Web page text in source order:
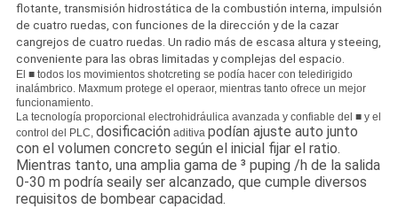
flotante, transmisión hidrostática de la combustión interna, impulsión
de cuatro ruedas, con funciones de la dirección y de la cazar
cangrejos de cuatro ruedas. Un radio más de escasa altura y steeing,
conveniente para las obras limitadas y complejas del espacio.
El ■ todos los movimientos shotcreting se podía hacer con teledirigido
inalámbrico. Maxmum protege el operaor, mientras tanto ofrece un mejor
funcionamiento.
La tecnología proporcional electrohidráulica avanzada y confiable del ■ y el
control del PLC, dosificación aditiva podían ajuste auto junto
con el volumen concreto según el inicial fijar el ratio.
Mientras tanto, una amplia gama de ³ puping /h de la salida
0-30 m podría seaily ser alcanzado, que cumple diversos
requisitos de bombear capacidad.